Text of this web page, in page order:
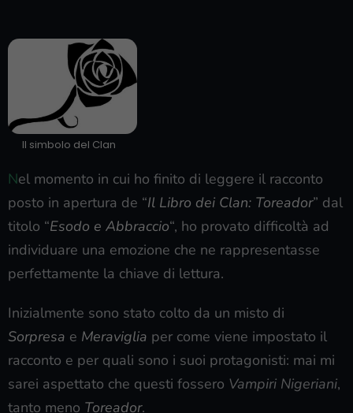
Il simbolo del Clan
Nel momento in cui ho finito di leggere il racconto
posto in apertura de “Il Libro dei Clan: Toreador” dal
titolo “Esodo e Abbraccio“, ho provato difficoltà ad
individuare una emozione che ne rappresentasse
perfettamente la chiave di lettura.
Inizialmente sono stato colto da un misto di
Sorpresa e Meraviglia per come viene impostato il
racconto e per quali sono i suoi protagonisti: mai mi
sarei aspettato che questi fossero Vampiri Nigeriani,
tanto meno Toreador.